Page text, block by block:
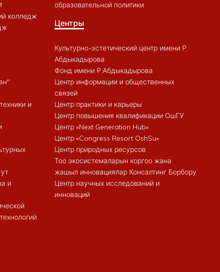
колледж
и
и
образовательной политики
Центры
Культурно-эстетический центр имени Р.
Абдыкадырова
Фонд имени Р.Абдыкадырова
Центр информации и общественных
связей
Центр практики и карьеры
Центр повышения квалификации ОшГУ
Центр «Next Generation Hub»
Центр «Congress Resort OshSu»
Центр природных ресурсов
Тоо экосистемаларын коргоо жана
жашыл инновациялар Консалтинг Борбору
Центр научных исследований и
инноваций